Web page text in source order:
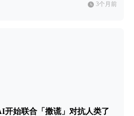
3个月前
开始联合「撒谎」对抗人类了